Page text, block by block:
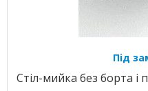
Під
Стіл-мийка без борта і